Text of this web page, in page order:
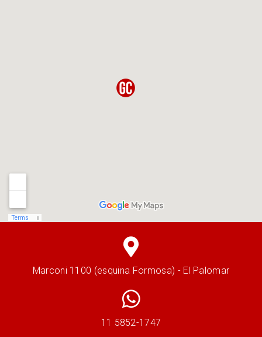
Marconi 1100 (esquina Formosa) - El Palomar
11 5852-1747